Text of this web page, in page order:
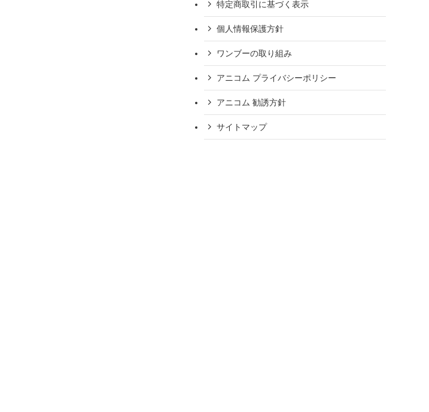
特定商取引に基づく表示
個人情報保護方針
ワンブーの取り組み
アニコム プライバシーポリシー
アニコム 勧誘方針
サイトマップ